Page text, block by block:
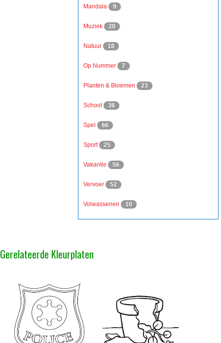
Mandala 9
Muziek 20
Natuur 18
Op Nummer 7
Planten & Bloemen 23
School 36
Spel 66
Sport 25
Vakantie 56
Vervoer 52
Volwassenen 10
Gerelateerde Kleurplaten